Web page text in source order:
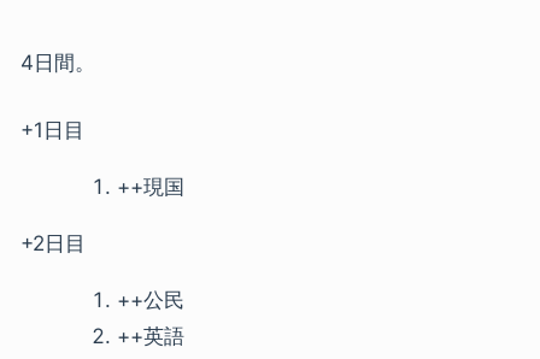
4日間。
+1日目
++現国
+2日目
++公民
++英語